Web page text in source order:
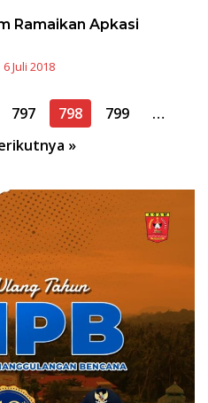
Ramaikan Apkasi
6 Juli 2018
797 798 799
…
»